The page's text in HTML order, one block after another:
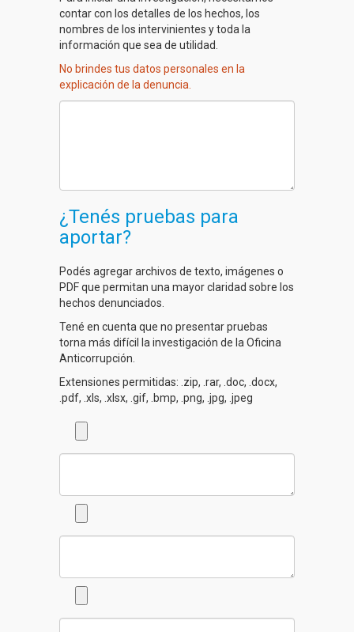
contar con los detalles de los hechos, los
nombres de los intervinientes y toda la
información que sea de utilidad.
No brindes tus datos personales en la
explicación de la denuncia.
¿Tenés pruebas para
aportar?
Podés agregar archivos de texto, imágenes o
PDF que permitan una mayor claridad sobre los
hechos denunciados.
Tené en cuenta que no presentar pruebas
torna más difícil la investigación de la Oficina
Anticorrupción.
Extensiones permitidas: .zip, .rar, .doc, .docx,
.pdf, .xls, .xlsx, .gif, .bmp, .png, .jpg, .jpeg